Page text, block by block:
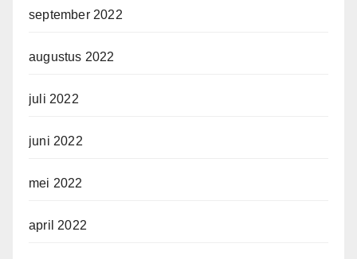
september 2022
augustus 2022
juli 2022
juni 2022
mei 2022
april 2022